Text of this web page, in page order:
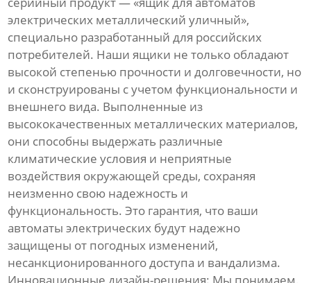
электрических металлический уличный»,
специально разработанный для российских
потребителей. Наши ящики не только обладают
высокой степенью прочности и долговечности, но
и сконструированы с учетом функциональности и
внешнего вида. Выполненные из
высококачественных металлических материалов,
они способны выдержать различные
климатические условия и неприятные
воздействия окружающей среды, сохраняя
неизменно свою надежность и
функциональность. Это гарантия, что ваши
автоматы электрических будут надежно
защищены от погодных изменений,
несанкционированного доступа и вандализма.